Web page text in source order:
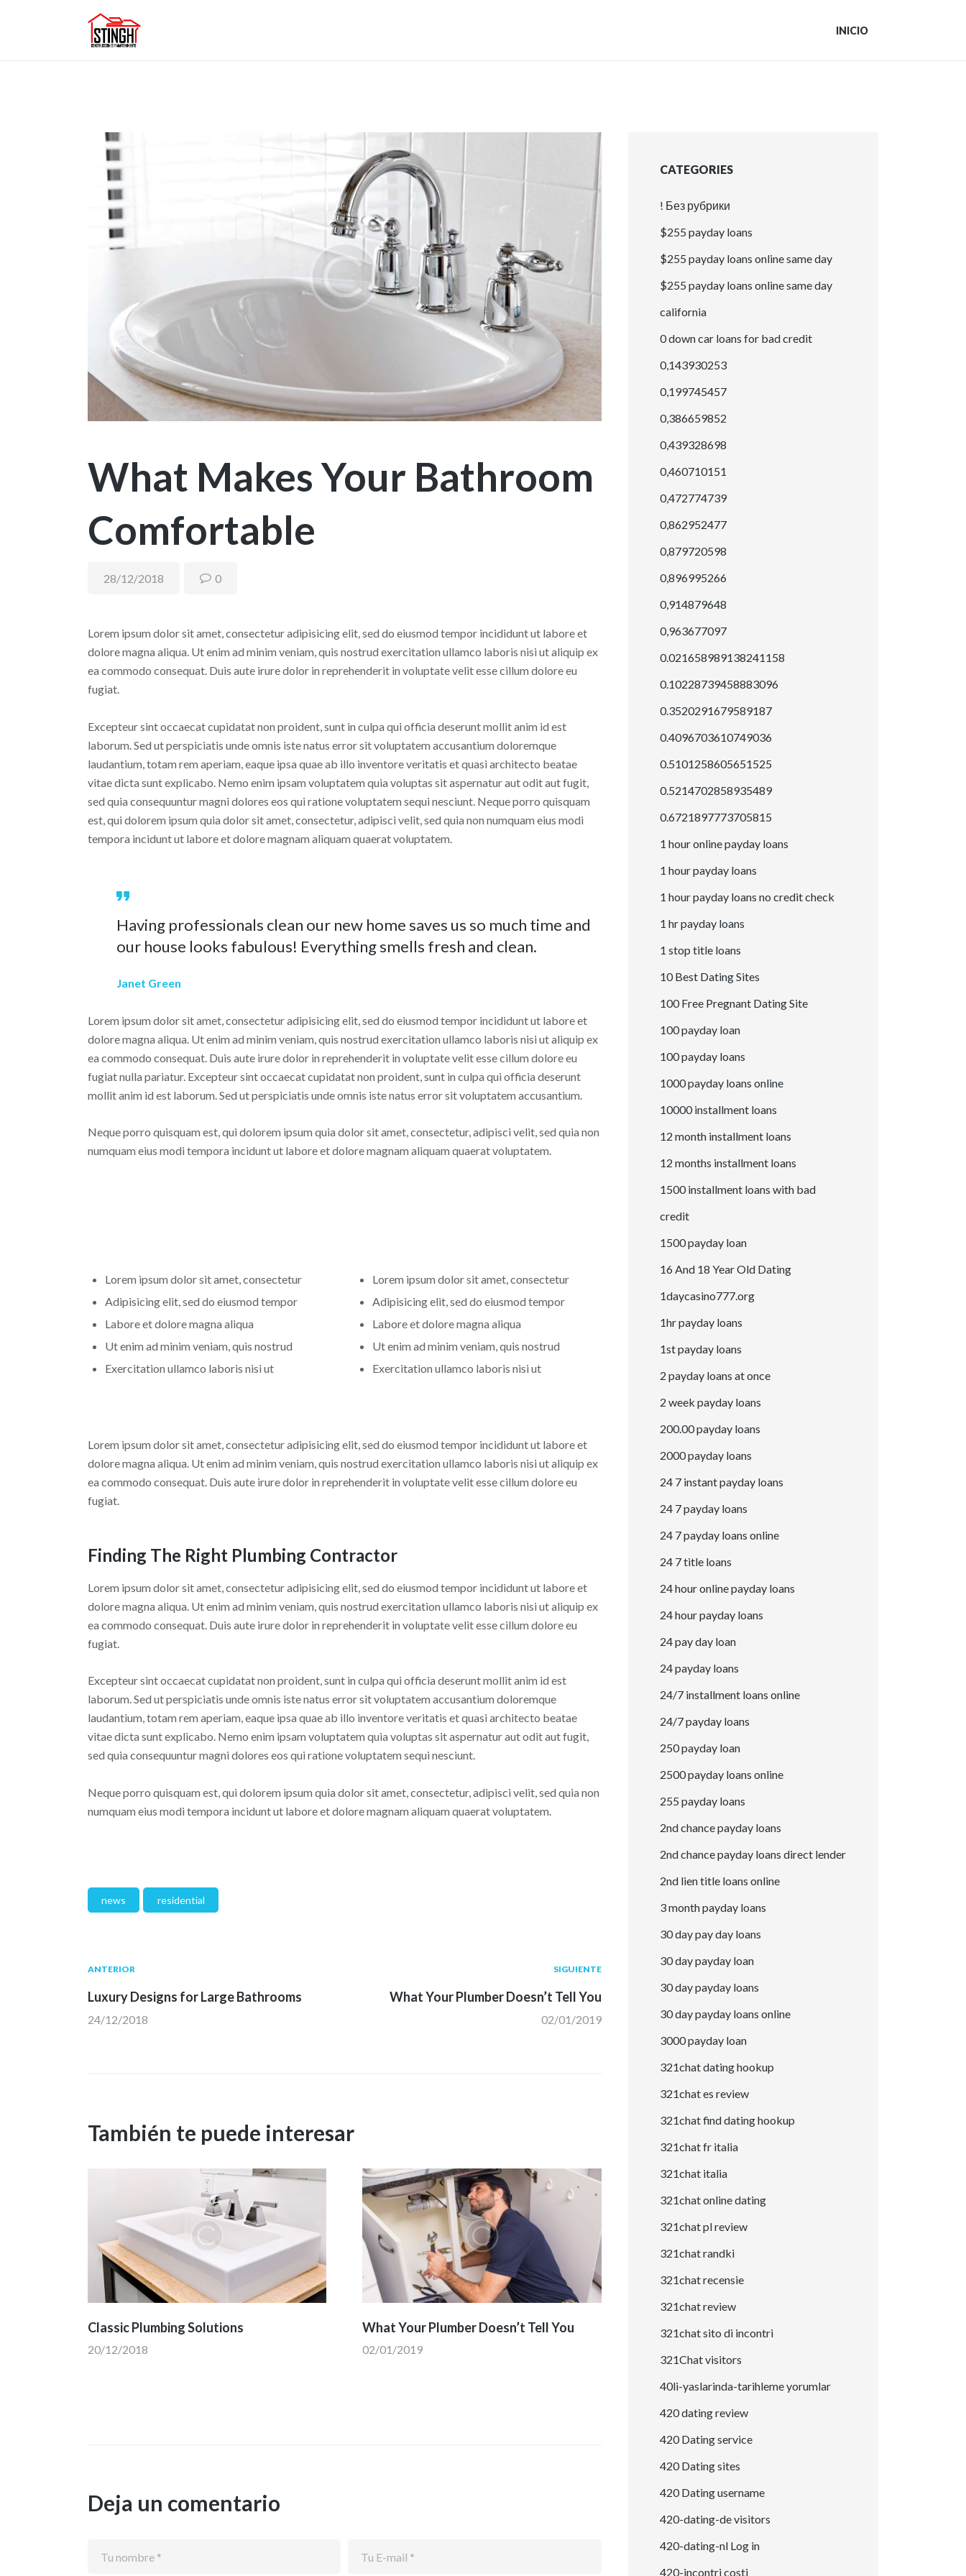
INICIO
What Makes Your Bathroom
Comfortable
28/12/2018 0
Lorem ipsum dolor sit amet, consectetur adipisicing elit, sed do eiusmod tempor incididunt ut labore et
dolore magna aliqua. Ut enim ad minim veniam, quis nostrud exercitation ullamco laboris nisi ut aliquip ex
ea commodo consequat. Duis aute irure dolor in reprehenderit in voluptate velit esse cillum dolore eu
fugiat.
Excepteur sint occaecat cupidatat non proident, sunt in culpa qui officia deserunt mollit anim id est
laborum. Sed ut perspiciatis unde omnis iste natus error sit voluptatem accusantium doloremque
laudantium, totam rem aperiam, eaque ipsa quae ab illo inventore veritatis et quasi architecto beatae
vitae dicta sunt explicabo. Nemo enim ipsam voluptatem quia voluptas sit aspernatur aut odit aut fugit,
sed quia consequuntur magni dolores eos qui ratione voluptatem sequi nesciunt. Neque porro quisquam
est, qui dolorem ipsum quia dolor sit amet, consectetur, adipisci velit, sed quia non numquam eius modi
tempora incidunt ut labore et dolore magnam aliquam quaerat voluptatem.
Having professionals clean our new home saves us so much time and
our house looks fabulous! Everything smells fresh and clean.
Janet Green
Lorem ipsum dolor sit amet, consectetur adipisicing elit, sed do eiusmod tempor incididunt ut labore et
dolore magna aliqua. Ut enim ad minim veniam, quis nostrud exercitation ullamco laboris nisi ut aliquip ex
ea commodo consequat. Duis aute irure dolor in reprehenderit in voluptate velit esse cillum dolore eu
fugiat nulla pariatur. Excepteur sint occaecat cupidatat non proident, sunt in culpa qui officia deserunt
mollit anim id est laborum. Sed ut perspiciatis unde omnis iste natus error sit voluptatem accusantium.
Neque porro quisquam est, qui dolorem ipsum quia dolor sit amet, consectetur, adipisci velit, sed quia non
numquam eius modi tempora incidunt ut labore et dolore magnam aliquam quaerat voluptatem.
Lorem ipsum dolor sit amet, consectetur
Adipisicing elit, sed do eiusmod tempor
Labore et dolore magna aliqua
Ut enim ad minim veniam, quis nostrud
Exercitation ullamco laboris nisi ut
Lorem ipsum dolor sit amet, consectetur
Adipisicing elit, sed do eiusmod tempor
Labore et dolore magna aliqua
Ut enim ad minim veniam, quis nostrud
Exercitation ullamco laboris nisi ut
Lorem ipsum dolor sit amet, consectetur adipisicing elit, sed do eiusmod tempor incididunt ut labore et
dolore magna aliqua. Ut enim ad minim veniam, quis nostrud exercitation ullamco laboris nisi ut aliquip ex
ea commodo consequat. Duis aute irure dolor in reprehenderit in voluptate velit esse cillum dolore eu
fugiat.
Finding The Right Plumbing Contractor
Lorem ipsum dolor sit amet, consectetur adipisicing elit, sed do eiusmod tempor incididunt ut labore et
dolore magna aliqua. Ut enim ad minim veniam, quis nostrud exercitation ullamco laboris nisi ut aliquip ex
ea commodo consequat. Duis aute irure dolor in reprehenderit in voluptate velit esse cillum dolore eu
fugiat.
Excepteur sint occaecat cupidatat non proident, sunt in culpa qui officia deserunt mollit anim id est
laborum. Sed ut perspiciatis unde omnis iste natus error sit voluptatem accusantium doloremque
laudantium, totam rem aperiam, eaque ipsa quae ab illo inventore veritatis et quasi architecto beatae
vitae dicta sunt explicabo. Nemo enim ipsam voluptatem quia voluptas sit aspernatur aut odit aut fugit,
sed quia consequuntur magni dolores eos qui ratione voluptatem sequi nesciunt.
Neque porro quisquam est, qui dolorem ipsum quia dolor sit amet, consectetur, adipisci velit, sed quia non
numquam eius modi tempora incidunt ut labore et dolore magnam aliquam quaerat voluptatem.
news residential
ANTERIOR
Luxury Designs for Large Bathrooms
24/12/2018
SIGUIENTE
What Your Plumber Doesn’t Tell You
02/01/2019
También te puede interesar
Classic Plumbing Solutions
20/12/2018
What Your Plumber Doesn’t Tell You
02/01/2019
Deja un comentario
CATEGORIES
! Без рубрики
$255 payday loans
$255 payday loans online same day
$255 payday loans online same day
california
0 down car loans for bad credit
0,143930253
0,199745457
0,386659852
0,439328698
0,460710151
0,472774739
0,862952477
0,879720598
0,896995266
0,914879648
0,963677097
0.021658989138241158
0.10228739458883096
0.3520291679589187
0.4096703610749036
0.5101258605651525
0.5214702858935489
0.6721897773705815
1 hour online payday loans
1 hour payday loans
1 hour payday loans no credit check
1 hr payday loans
1 stop title loans
10 Best Dating Sites
100 Free Pregnant Dating Site
100 payday loan
100 payday loans
1000 payday loans online
10000 installment loans
12 month installment loans
12 months installment loans
1500 installment loans with bad
credit
1500 payday loan
16 And 18 Year Old Dating
1daycasino777.org
1hr payday loans
1st payday loans
2 payday loans at once
2 week payday loans
200.00 payday loans
2000 payday loans
24 7 instant payday loans
24 7 payday loans
24 7 payday loans online
24 7 title loans
24 hour online payday loans
24 hour payday loans
24 pay day loan
24 payday loans
24/7 installment loans online
24/7 payday loans
250 payday loan
2500 payday loans online
255 payday loans
2nd chance payday loans
2nd chance payday loans direct lender
2nd lien title loans online
3 month payday loans
30 day pay day loans
30 day payday loan
30 day payday loans
30 day payday loans online
3000 payday loan
321chat dating hookup
321chat es review
321chat find dating hookup
321chat fr italia
321chat italia
321chat online dating
321chat pl review
321chat randki
321chat recensie
321chat review
321chat sito di incontri
321Chat visitors
40li-yaslarinda-tarihleme yorumlar
420 dating review
420 Dating service
420 Dating sites
420 Dating username
420-dating-de visitors
420-dating-nl Log in
420-incontri costi